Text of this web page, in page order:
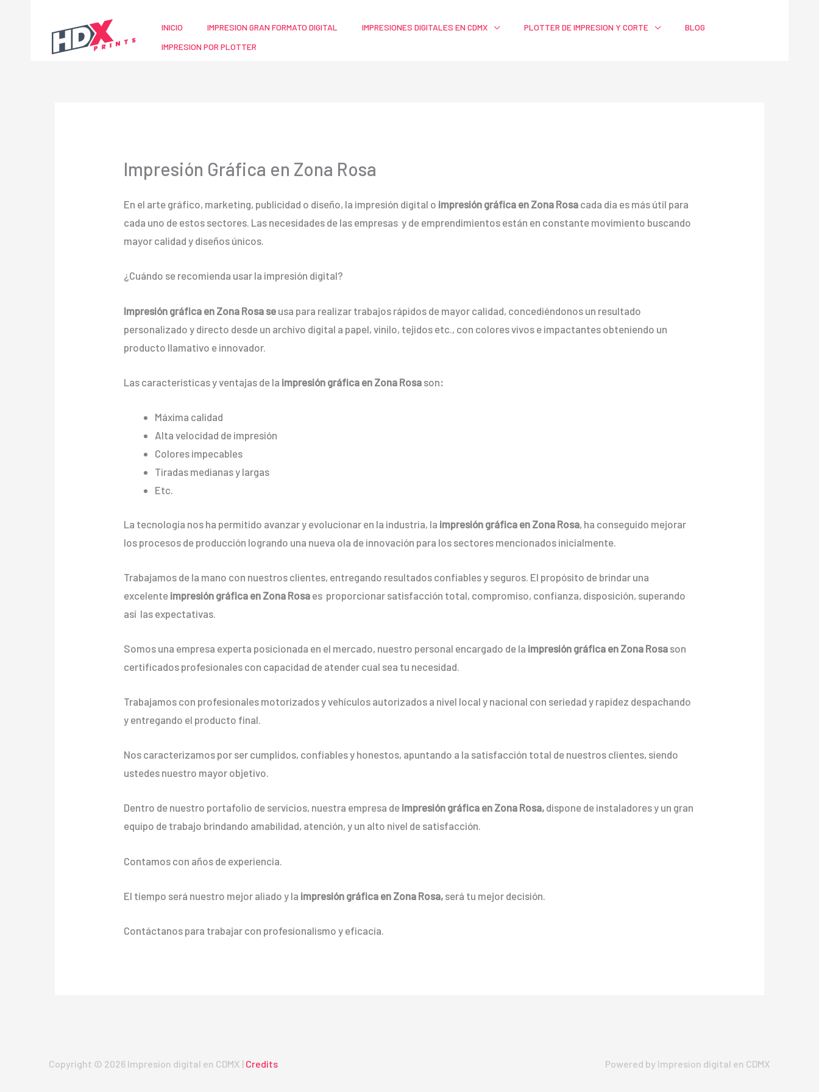
contenido
INICIO IMPRESION GRAN FORMATO DIGITAL IMPRESIONES DIGITALES EN CDMX PLOTTER DE IMPRESION Y CORTE
BLOG
IMPRESION POR PLOTTER
Impresión Gráfica en Zona Rosa
En el arte gráfico, marketing, publicidad o diseño, la impresión digital o impresión gráfica en Zona Rosa cada día es más útil para
cada uno de estos sectores. Las necesidades de las empresas y de emprendimientos están en constante movimiento buscando
mayor calidad y diseños únicos.
¿Cuándo se recomienda usar la impresión digital?
Impresión gráfica en Zona Rosa se usa para realizar trabajos rápidos de mayor calidad, concediéndonos un resultado
personalizado y directo desde un archivo digital a papel, vinilo, tejidos etc., con colores vivos e impactantes obteniendo un
producto llamativo e innovador.
Las características y ventajas de la impresión gráfica en Zona Rosa son:
Máxima calidad
Alta velocidad de impresión
Colores impecables
Tiradas medianas y largas
Etc.
La tecnología nos ha permitido avanzar y evolucionar en la industria, la impresión gráfica en Zona Rosa, ha conseguido mejorar
los procesos de producción logrando una nueva ola de innovación para los sectores mencionados inicialmente.
Trabajamos de la mano con nuestros clientes, entregando resultados confiables y seguros. El propósito de brindar una
excelente impresión gráfica en Zona Rosa es proporcionar satisfacción total, compromiso, confianza, disposición, superando
así las expectativas.
Somos una empresa experta posicionada en el mercado, nuestro personal encargado de la impresión gráfica en Zona Rosa son
certificados profesionales con capacidad de atender cual sea tu necesidad.
Trabajamos con profesionales motorizados y vehículos autorizados a nivel local y nacional con seriedad y rapidez despachando
y entregando el producto final.
Nos caracterizamos por ser cumplidos, confiables y honestos, apuntando a la satisfacción total de nuestros clientes, siendo
ustedes nuestro mayor objetivo.
Dentro de nuestro portafolio de servicios, nuestra empresa de impresión gráfica en Zona Rosa, dispone de instaladores y un gran
equipo de trabajo brindando amabilidad, atención, y un alto nivel de satisfacción.
Contamos con años de experiencia.
El tiempo será nuestro mejor aliado y la impresión gráfica en Zona Rosa, será tu mejor decisión.
Contáctanos para trabajar con profesionalismo y eficacia.
Copyright © 2026 Impresion digital en CDMX | Credits Powered by Impresion digital en CDMX